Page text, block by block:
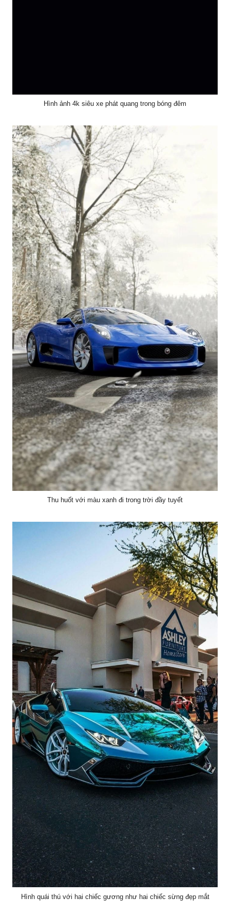
Hình ảnh 4k siêu xe phát quang trong bóng đêm
Thu huốt với màu xanh đi trong trời đầy tuyết
Hình quái thú với hai chiếc gương như hai chiếc sừng đẹp mắt